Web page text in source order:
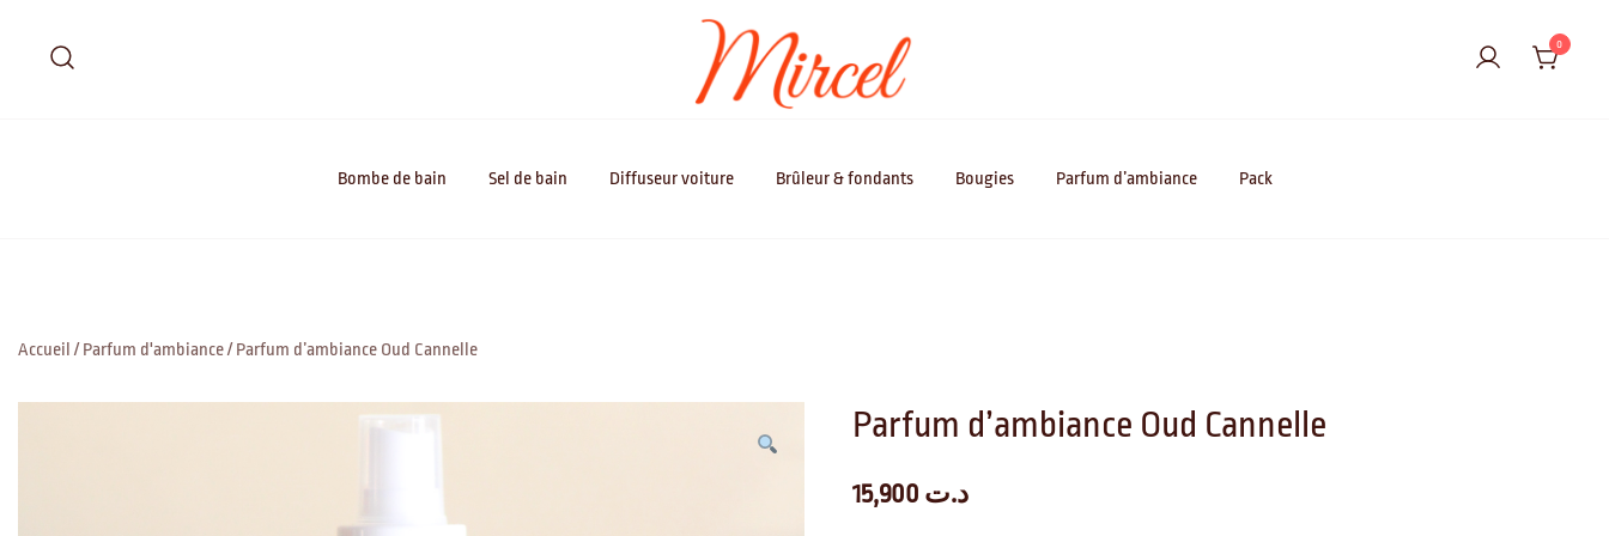
0
Bombe de bain Sel de bain Diffuseur voiture Brûleur & fondants Bougies Parfum d’ambiance Pack
Accueil /Parfum d'ambiance/ Parfum d’ambiance Oud Cannelle
Parfum d’ambiance Oud Cannelle
د.ت